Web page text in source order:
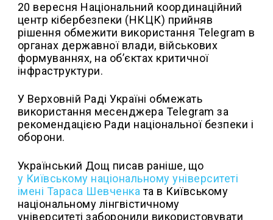
20 вересня Національний координаційний
центр кібербезпеки (НКЦК) прийняв
рішення обмежити використання Telegram в
органах державної влади, військових
формуваннях, на об’єктах критичної
інфраструктури.
У Верховній Раді Україні обмежать
використання месенджера Telegram за
рекомендацією Ради національної безпеки і
оборони.
Український Дощ писав раніше, що
у Київському національному університеті
імені Тараса Шевченка та в Київському
національному лінгвістичному
університеті заборонили використовувати